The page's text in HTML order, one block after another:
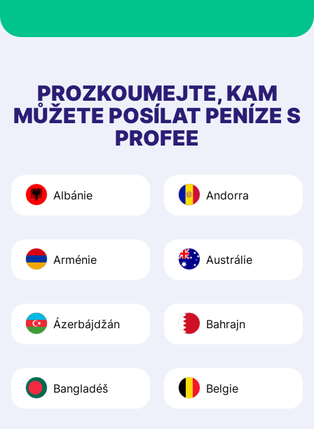
at Profee is very
first started
app, and they
quick to provide
Recommend it!
PROZKOUMEJTE, KAM
MŮŽETE POSÍLAT PENÍZE S
PROFEE
Albánie Andorra
Arménie Austrálie
Ázerbájdžán Bahrajn
Bangladéš Belgie